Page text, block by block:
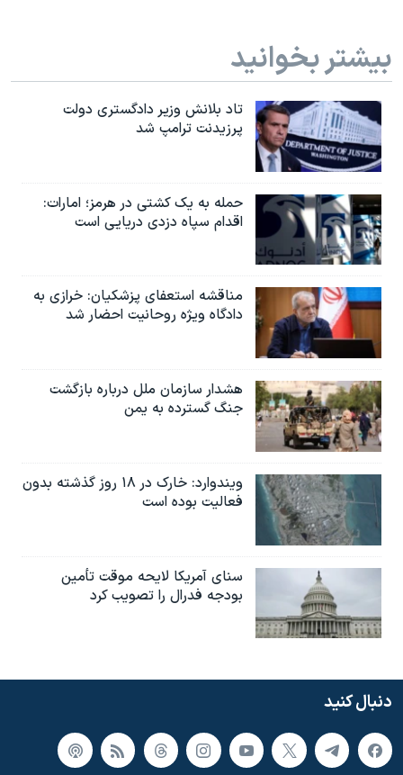
بیشتر بخوانید
تاد بلانش وزیر دادگستری دولت
پرزیدنت ترامپ شد
حمله به یک کشتی در هرمز؛ امارات:
اقدام سپاه دزدی دریایی است
مناقشه استعفای پزشکیان: خرازی به
دادگاه ویژه روحانیت احضار شد
هشدار سازمان ملل درباره بازگشت
جنگ گسترده به یمن
ویندوارد: خارک در ۱۸ روز گذشته بدون
فعالیت بوده است
سنای آمریکا لایحه موقت تأمین
بودجه فدرال را تصویب کرد
دنبال کنید